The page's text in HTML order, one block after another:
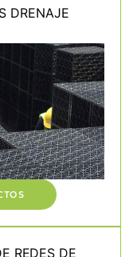
DRENAJE
REDES DE